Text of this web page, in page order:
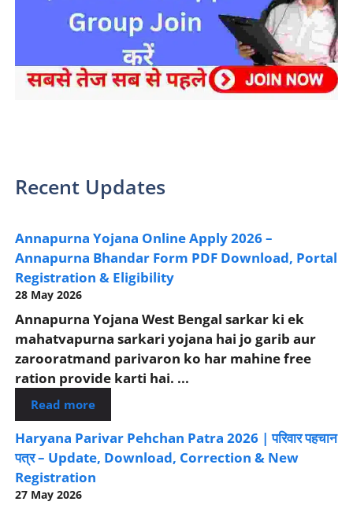
Recent Updates
Annapurna Yojana Online Apply 2026 –
Annapurna Bhandar Form PDF Download, Portal
Registration & Eligibility
28 May 2026
Annapurna Yojana West Bengal sarkar ki ek
mahatvapurna sarkari yojana hai jo garib aur
zarooratmand parivaron ko har mahine free
ration provide karti hai. ...
Read more
Haryana Parivar Pehchan Patra 2026 | परिवार पहचान
पत्र – Update, Download, Correction & New
Registration
27 May 2026